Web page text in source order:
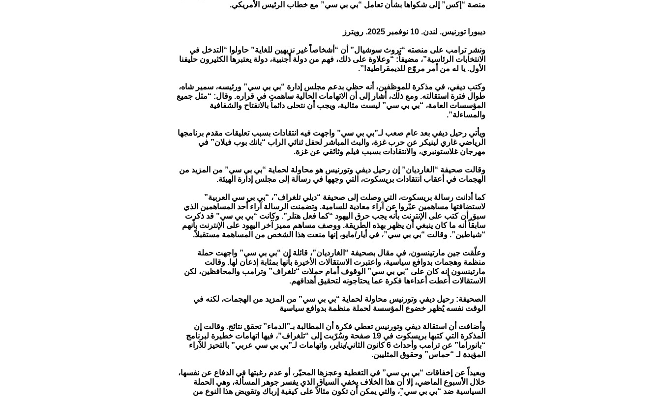
منصة “إكس” إلى شكواها بشأن تعامل “بي بي سي” مع خطاب الرئيس الأمريكي.
ديبورا تورنيس. لندن. 10 نوفمبر 2025. رويترز
ونشر ترامب على منصته “تروث سوشيال” أن “أشخاصاً غير نزيهين للغاية” حاولوا “التدخل في
الانتخابات الرئاسية”، مضيفاً: “وعلاوة على ذلك، فهم من دولة أجنبية، دولة يعتبرها الكثيرون حليفنا
الأول. يا له من أمر مروّع للديمقراطية!”.
وكتب ديفي، في مذكرة للموظفين، أنه حظي بدعم مجلس إدارة “بي بي سي” ورئيسه، سمير شاه،
طوال فترة استقالته. ومع ذلك، أشار إلى أن الاتهامات الحالية ساهمت في قراره. وقال: “مثل جميع
المؤسسات العامة، “بي بي سي” ليست مثالية، ويجب أن نتحلى دائماً بالانفتاح والشفافية
والمساءلة”.
ويأتي رحيل ديفي بعد عام صعب لـ”بي بي سي” واجهت فيه انتقادات بسبب تعليقات مقدم برنامجها
الرياضي غاري لينيكر عن حرب غزة، والبث المباشر لحفل ثنائي الراب “بانك بوب فيلان” في
مهرجان غلاستونبري، والانتقادات بسبب فيلم وثائقي عن غزة.
وقالت صحيفة “الغارديان” إن رحيل ديفي وتورنيس هو محاولة لحماية “بي بي سي” من المزيد من
الهجمات في أعقاب انتقادات بريسكوت، التي وجهها في رسالة إلى مجلس إدارة الهيئة.
كما أدانت رسالة بريسكوت، التي وصلت إلى صحيفة “ديلي تلغراف”، “بي بي سي العربية”
لاستضافتها مساهمين عبّروا عن آراء معادية للسامية. وتضمنت الرسالة آراء أحد المساهمين الذي
سبق أن كتب على الإنترنت بأنه يجب حرق اليهود “كما فعل هتلر”. وكانت “بي بي سي” قد ذكرت
سابقاً أنه ما كان ينبغي أن يظهر بهذه الطريقة. ووصف مساهم مميز آخر اليهود على الإنترنت بأنهم
“شياطين”. وقالت “بي بي سي”، في أيار/مايو، إنها منعت هذا الشخص من المساهمة مستقبلاً.
وعلّقت جين مارتينسون، في مقال بصحيفة “الغارديان”، قائلة إن “بي بي سي” واجهت حملة
منظمة وهجمات بدوافع سياسية، واعتبرت الاستقالات الأخيرة بأنها بمثابة إذعان لها. وقالت
مارتينسون إنه كان على “بي بي سي” الوقوف أمام حملات “تلغراف” وترامب والمحافظين، لكن
الاستقالات أعطت أعداءها فكرة عما يحتاجونه لتحقيق أهدافهم.
الصحيفة: رحيل ديفي وتورنيس محاولة لحماية “بي بي سي” من المزيد من الهجمات، لكنه في
الوقت نفسه يُظهر خضوع المؤسسة لحملة منظمة بدوافع سياسية
وأضافت أن استقالة ديفي وتورنيس تعطي فكرة أن المطالبة بـ”الدماء” تحقق نتائج. وقالت إن
المذكرة التي كتبها بريسكوت في 19 صفحة وسُرّبت إلى “تلغراف”، فيها اتهامات خطيرة لبرنامج
“بانوراما” عن ترامب وأحداث 6 كانون الثاني/يناير، واتهامات لـ”بي بي سي عربي” بالتحيز للآراء
المؤيدة لـ “حماس” وحقوق المثليين.
وبعيداً عن إخفاقات “بي بي سي” في التغطية وعجزها المحيّر، أو عدم رغبتها في الدفاع عن نفسها،
خلال الأسبوع الماضي، إلا أن هذا الخلاف يخفي السياق الذي يفسر جوهر المسألة، وهي الحملة
السياسية ضد “بي بي سي”، والتي يمكن أن تكون مثالاً على كيفية إرباك وتقويض هذا النوع من